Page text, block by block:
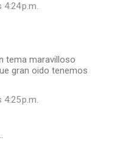
p.m.
tema maravilloso
gran oido tenemos
p.m.